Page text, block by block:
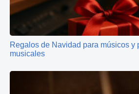
Regalos de Navidad para músicos y
musicales